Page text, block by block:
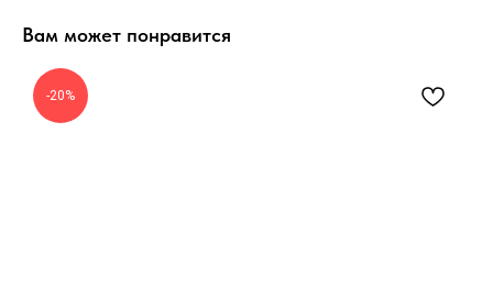
Вам может понравится
-20%